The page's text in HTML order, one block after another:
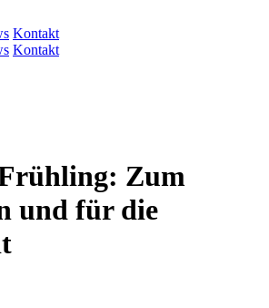
Kontakt
Kontakt
Zum
und für die